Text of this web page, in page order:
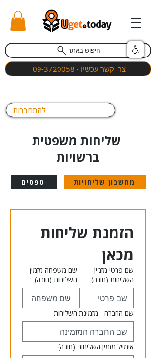
חיפוש באתר
צרו קשר עכשיו - 09-3720058
להתחברות
שליחות משפטית
ברשויות
מחשבון שליחויות טפסים
מכאן
שם פרטי מזמין
השליחות (חובה)
שם משפחה מזמין
השליחות (חובה)
שם החברה - מזמינת השליחות
אימייל מזמין השליחות (חובה)